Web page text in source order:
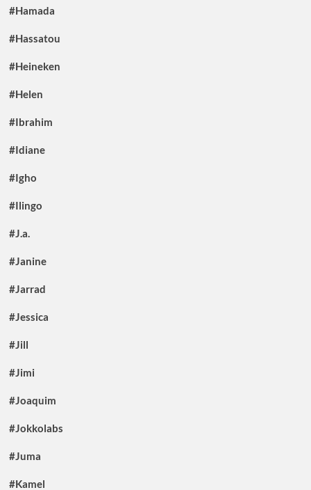
#Hamada
#Hassatou
#Heineken
#Helen
#Ibrahim
#Idiane
#Igho
#Ilingo
#J.a.
#Janine
#Jarrad
#Jessica
#Jill
#Jimi
#Joaquim
#Jokkolabs
#Juma
#Kamel